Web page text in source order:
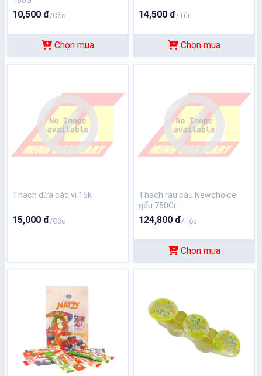
10,500 đ/Cốc
Chọn mua
14,500 đ/Túi
Chọn mua
Thạch dừa các vị 15k
15,000 đ/Cốc
Thạch rau câu Newchoice
gấu 750Gr
124,800 đ/Hộp
Chọn mua